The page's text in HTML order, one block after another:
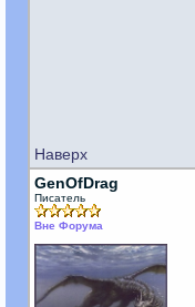
Наверх
GenOfDrag
Писатель
Вне Форума